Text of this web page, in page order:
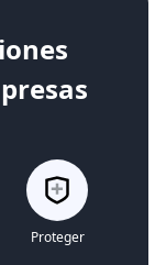
Proteger